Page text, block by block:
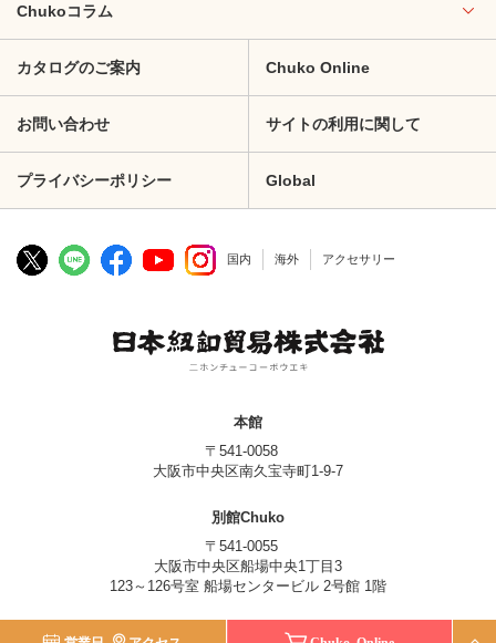
Chukoコラム
カタログのご案内 Chuko Online
お問い合わせ サイトの利用に関して
プライバシーポリシー Global
国内 海外 アクセサリー
本館
〒541-0058
大阪市中央区南久宝寺町1-9-7
別館Chuko
〒541-0055
大阪市中央区船場中央1丁目3
123～126号室 船場センタービル 2号館 1階
© Nippon Chuko Co., Ltd.